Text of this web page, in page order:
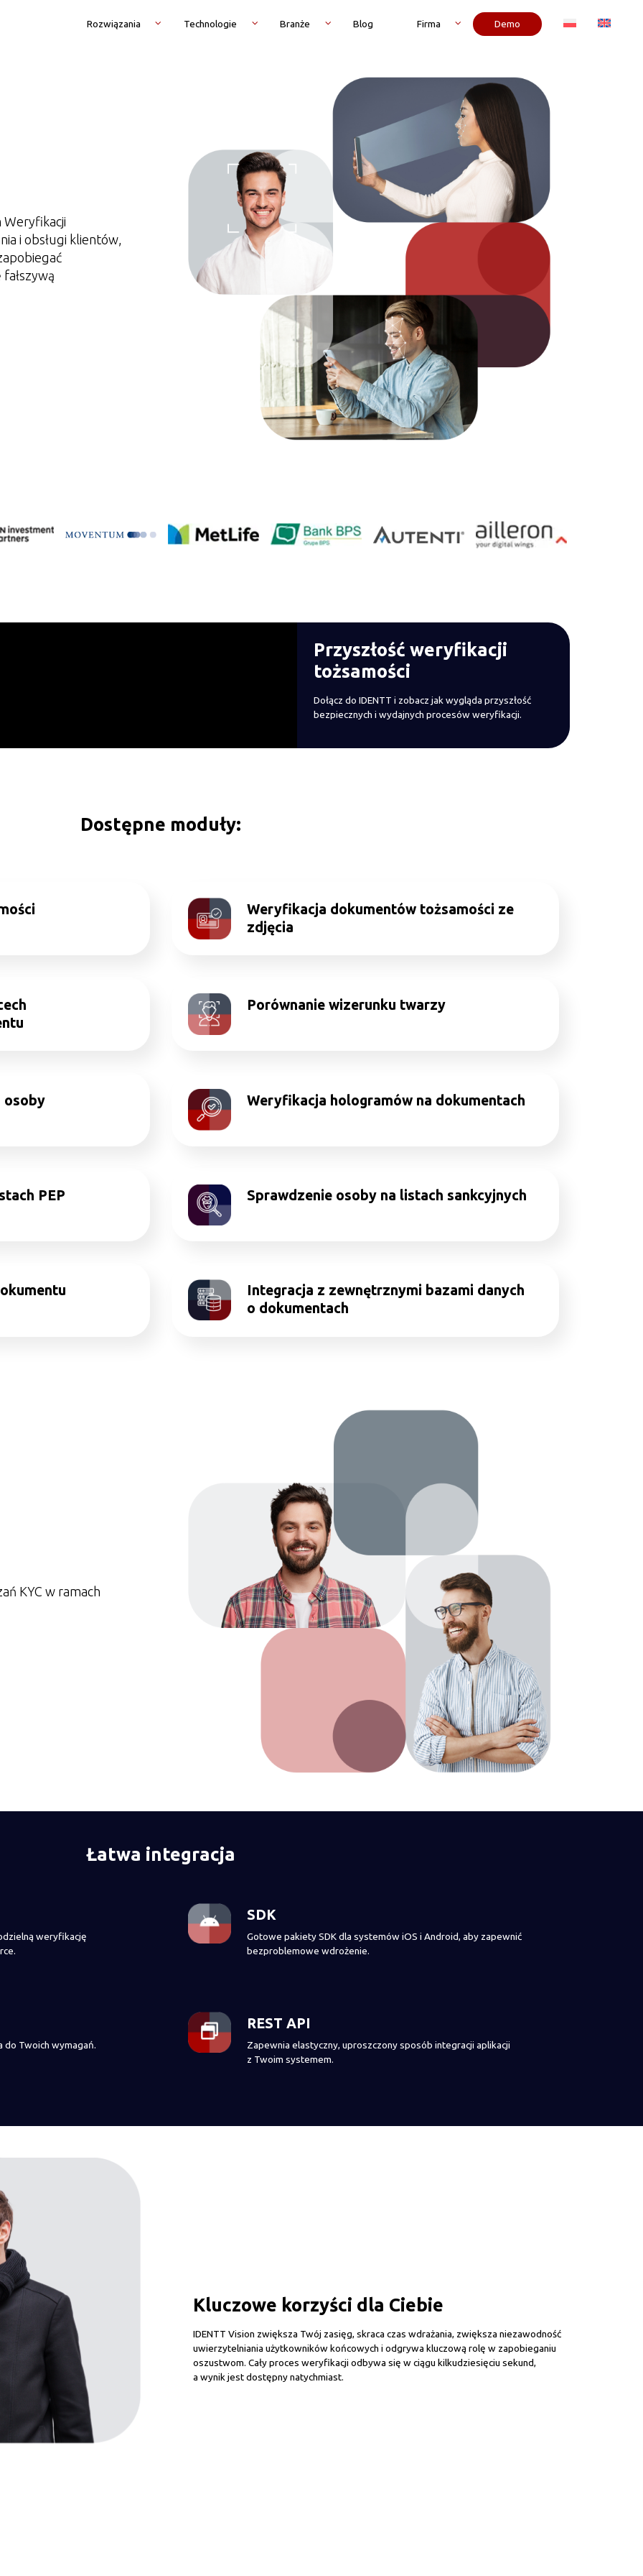
Rozwiązania Technologie Branże Blog Firma Demo
Weryfikacji
i obsługi klientów,
Przyszłość weryfikacji
tożsamości
Dołącz do IDENTT i zobacz jak wygląda przyszłość
bezpiecznych i wydajnych procesów weryfikacji.
Dostępne moduły:
Weryfikacja dokumentów tożsamości ze
zdjęcia
Porównanie wizerunku twarzy
osoby Weryfikacja hologramów na dokumentach
PEP Sprawdzenie osoby na listach sankcyjnych
Integracja z zewnętrznymi bazami danych
o dokumentach
KYC w ramach
Łatwa integracja
weryfikację
SDK
Gotowe pakiety SDK dla systemów iOS i Android, aby zapewnić
bezproblemowe wdrożenie.
do Twoich wymagań.
REST API
Zapewnia elastyczny, uproszczony sposób integracji aplikacji
z Twoim systemem.
Kluczowe korzyści dla Ciebie
IDENTT Vision zwiększa Twój zasięg, skraca czas wdrażania, zwiększa niezawodność
uwierzytelniania użytkowników końcowych i odgrywa kluczową rolę w zapobieganiu
oszustwom. Cały proces weryfikacji odbywa się w ciągu kilkudziesięciu sekund,
a wynik jest dostępny natychmiast.